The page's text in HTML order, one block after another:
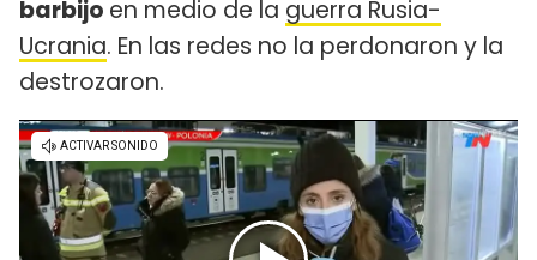
barbijo en medio de la guerra Rusia-
Ucrania. En las redes no la perdonaron y la
destrozaron.